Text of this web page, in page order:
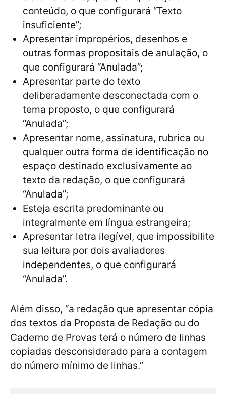
conteúdo, o que configurará “Texto
insuficiente”;
Apresentar impropérios, desenhos e
outras formas propositais de anulação, o
que configurará “Anulada”;
Apresentar parte do texto
deliberadamente desconectada com o
tema proposto, o que configurará
“Anulada”;
Apresentar nome, assinatura, rubrica ou
qualquer outra forma de identificação no
espaço destinado exclusivamente ao
texto da redação, o que configurará
“Anulada”;
Esteja escrita predominante ou
integralmente em língua estrangeira;
Apresentar letra ilegível, que impossibilite
sua leitura por dois avaliadores
independentes, o que configurará
“Anulada”.
Além disso, “a redação que apresentar cópia
dos textos da Proposta de Redação ou do
Caderno de Provas terá o número de linhas
copiadas desconsiderado para a contagem
do número mínimo de linhas.”